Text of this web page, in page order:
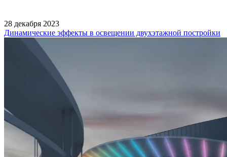
28 декабря 2023
Динамические эффекты в освещении двухэтажной постройки